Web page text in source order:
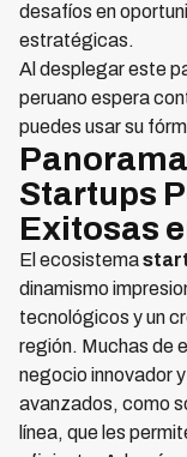
desafíos en
estratégicas.
Al desplegar este
peruano espera
puedes usar su
Startups
Exitosas
El ecosistema
dinamismo
tecnológicos y un
región. Muchas de
negocio innovador
avanzados, como
línea, que les